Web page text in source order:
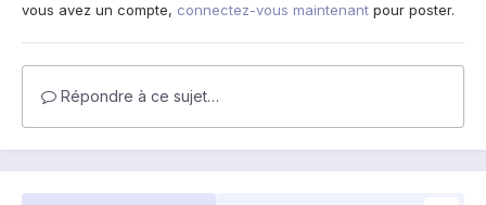
vous avez un compte, connectez-vous maintenant pour poster.
Répondre à ce sujet…